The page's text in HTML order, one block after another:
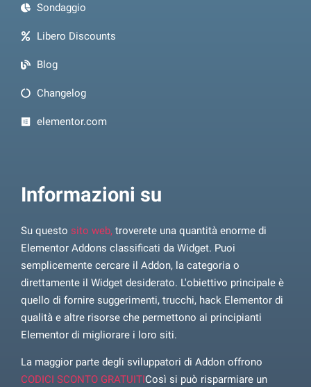
Informazioni su
Su questo sito web, troverete una quantità enorme di
Elementor Addons classificati da Widget. Puoi
semplicemente cercare il Addon, la categoria o
direttamente il Widget desiderato. L'obiettivo principale è
quello di fornire suggerimenti, trucchi, hack Elementor di
qualità e altre risorse che permettono ai principianti
Elementor di migliorare i loro siti.
La maggior parte degli sviluppatori di Addon offrono
CODICI SCONTO GRATUITICosì si può risparmiare un
Sondaggio
Libero Discounts
Blog
Changelog
elementor.com